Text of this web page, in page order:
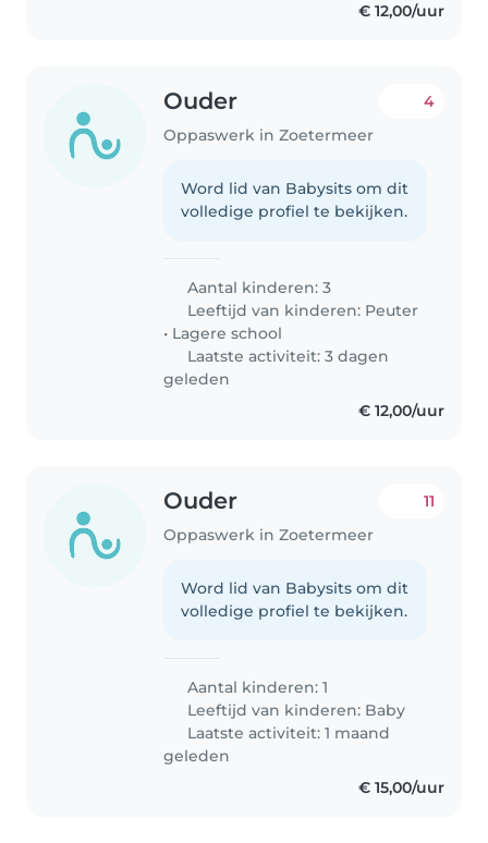
€ 12,00/uur
Ouder
Oppaswerk in Zoetermeer
4
Word lid van Babysits om dit
volledige profiel te bekijken.
Aantal kinderen: 3
Leeftijd van kinderen: Peuter
• Lagere school
Laatste activiteit: 3 dagen
geleden
€ 12,00/uur
Ouder
Oppaswerk in Zoetermeer
11
Word lid van Babysits om dit
volledige profiel te bekijken.
Aantal kinderen: 1
Leeftijd van kinderen: Baby
Laatste activiteit: 1 maand
geleden
€ 15,00/uur